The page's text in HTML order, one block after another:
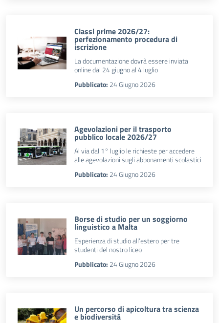
Classi prime 2026/27:
perfezionamento procedura di
iscrizione
La documentazione dovrà essere inviata
online dal 24 giugno al 4 luglio
Pubblicato: 24 Giugno 2026
Agevolazioni per il trasporto
pubblico locale 2026/27
Al via dal 1° luglio le richieste per accedere
alle agevolazioni sugli abbonamenti scolastici
Pubblicato: 24 Giugno 2026
Borse di studio per un soggiorno
linguistico a Malta
Esperienza di studio all’estero per tre
studenti del nostro liceo
Pubblicato: 24 Giugno 2026
Un percorso di apicoltura tra scienza
e biodiversità